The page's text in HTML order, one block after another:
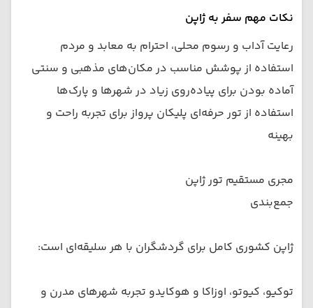
نکات مهم سفر به ژاپن
رعایت آداب و رسوم محلی، احترام به معابد و مردم
استفاده از پوشش مناسب در مکان‌های مذهبی و سنتی
آماده بودن برای پیاده‌روی زیاد در شهرها و پارک‌ها
استفاده از تور حرفه‌ای پلیکان پرواز برای تجربه راحت و
بهینه
مجری مستقیم تور ژاپن
جمع‌بندی
ژاپن کشوری کامل برای گردشگران با هر سلیقه‌ای است:
توکیو، کیوتو، اوزاکا و هوکایدو تجربه شهرهای مدرن و